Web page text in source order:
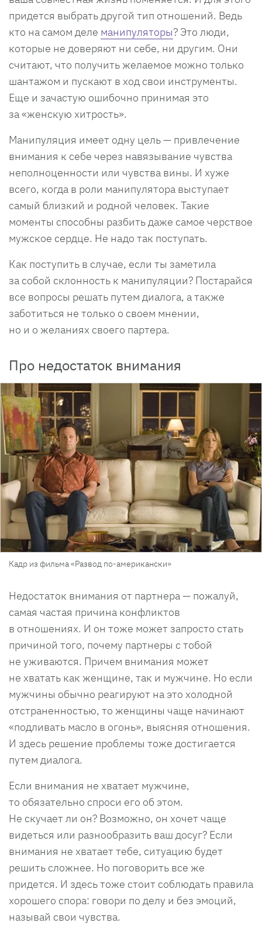
придется выбрать другой тип отношений. Ведь
кто на самом деле манипуляторы? Это люди,
которые не доверяют ни себе, ни другим. Они
считают, что получить желаемое можно только
шантажом и пускают в ход свои инструменты.
Еще и зачастую ошибочно принимая это
за «женскую хитрость».
Манипуляция имеет одну цель — привлечение
внимания к себе через навязывание чувства
неполноценности или чувства вины. И хуже
всего, когда в роли манипулятора выступает
самый близкий и родной человек. Такие
моменты способны разбить даже самое черствое
мужское сердце. Не надо так поступать.
Как поступить в случае, если ты заметила
за собой склонность к манипуляции? Постарайся
все вопросы решать путем диалога, а также
заботиться не только о своем мнении,
но и о желаниях своего партера.
Про недостаток внимания
Кадр из фильма «Развод по-американски»
Недостаток внимания от партнера — пожалуй,
самая частая причина конфликтов
в отношениях. И он тоже может запросто стать
причиной того, почему партнеры с тобой
не уживаются. Причем внимания может
не хватать как женщине, так и мужчине. Но если
мужчины обычно реагируют на это холодной
отстраненностью, то женщины чаще начинают
«подливать масло в огонь», выясняя отношения.
И здесь решение проблемы тоже достигается
путем диалога.
Если внимания не хватает мужчине,
то обязательно спроси его об этом.
Не скучает ли он? Возможно, он хочет чаще
видеться или разнообразить ваш досуг? Если
внимания не хватает тебе, ситуацию будет
решить сложнее. Но поговорить все же
придется. И здесь тоже стоит соблюдать правила
хорошего спора: говори по делу и без эмоций,
называй свои чувства.